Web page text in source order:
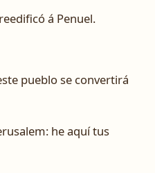
á Penuel.
pueblo se convertirá
he aquí tus